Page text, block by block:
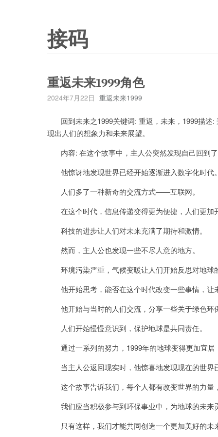
接码
重返未来1999角色
2024年7月22日 重返未来1999
回到未来之1999关键词: 重返，未来，1999描述:
现出人们的想象力和未来展望。
内容: 在这个故事中，主人公突然发现自己回到
他惊讶地发现世界已经开始逐渐进入数字化时代
人们多了一种新奇的交流方式——互联网。
在这个时代，信息传递变得更为便捷，人们更加
科技的进步让人们对未来充满了期待和激情。
然而，主人公也发现一些不尽人意的地方。
环境污染严重，气候变暖让人们开始反思对地球
他开始思考，能否在这个时代改变一些事情，让
他开始与当时的人们交流，分享一些关于绿色环
人们开始慢慢意识到，保护地球是共同责任。
通过一系列的努力，1999年的地球变得更加宜居
当主人公返回现实时，他惊喜地发现现在的世界
这个故事告诉我们，每个人都有改变世界的力量
我们应当积极参与到环保事业中，为地球的未来
只有这样，我们才能共同创造一个更加美好的未